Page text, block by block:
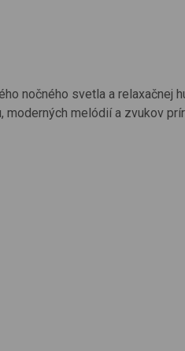
nočného svetla a relaxačnej
melódií a zvukov